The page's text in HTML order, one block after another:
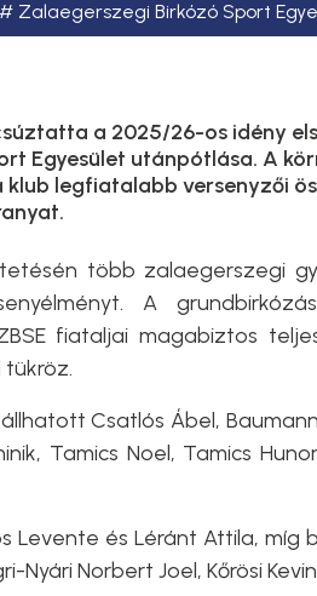
Zalaegerszegi Birkózó Sport
a 2025/26-os idény
Egyesület utánpótlása. A
legfiatalabb versenyzői
több zalaegerszegi
A
fiataljai magabiztos
Csatlós Ábel,
Tamics Noel, Tamics
Levente és Léránt Attila, míg
Nyári Norbert Joel, Kőrösi